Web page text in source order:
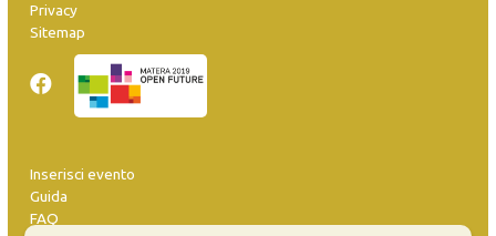
Privacy
Sitemap
Inserisci evento
Guida
FAQ